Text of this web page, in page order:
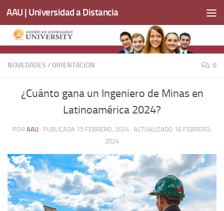
Saltar al contenido
AAU | Universidad a Distancia
NOVEDADES /ORIENTACION 0
¿Cuánto gana un Ingeniero de Minas en
Latinoamérica 2024?
POR AAU · PUBLICADA 15 FEBRERO, 2024 · ACTUALIZADO 16 FEBRERO,
2024